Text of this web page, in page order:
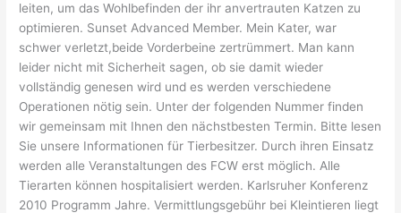
leiten, um das Wohlbefinden der ihr anvertrauten Katzen zu
optimieren. Sunset Advanced Member. Mein Kater, war
schwer verletzt,beide Vorderbeine zertrümmert. Man kann
leider nicht mit Sicherheit sagen, ob sie damit wieder
vollständig genesen wird und es werden verschiedene
Operationen nötig sein. Unter der folgenden Nummer finden
wir gemeinsam mit Ihnen den nächstbesten Termin. Bitte lesen
Sie unsere Informationen für Tierbesitzer. Durch ihren Einsatz
werden alle Veranstaltungen des FCW erst möglich. Alle
Tierarten können hospitalisiert werden. Karlsruher Konferenz
2010 Programm Jahre. Vermittlungsgebühr bei Kleintieren liegt